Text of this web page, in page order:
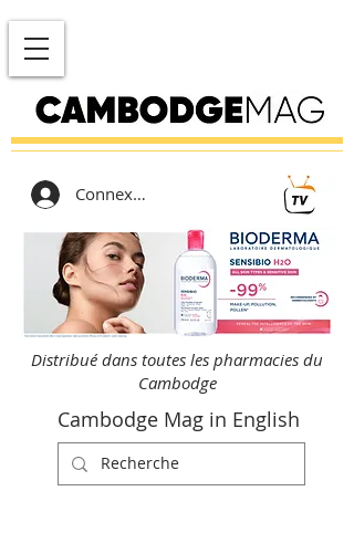
Connexion
Distribué dans toutes les pharmacies du
Cambodge
Cambodge Mag in English